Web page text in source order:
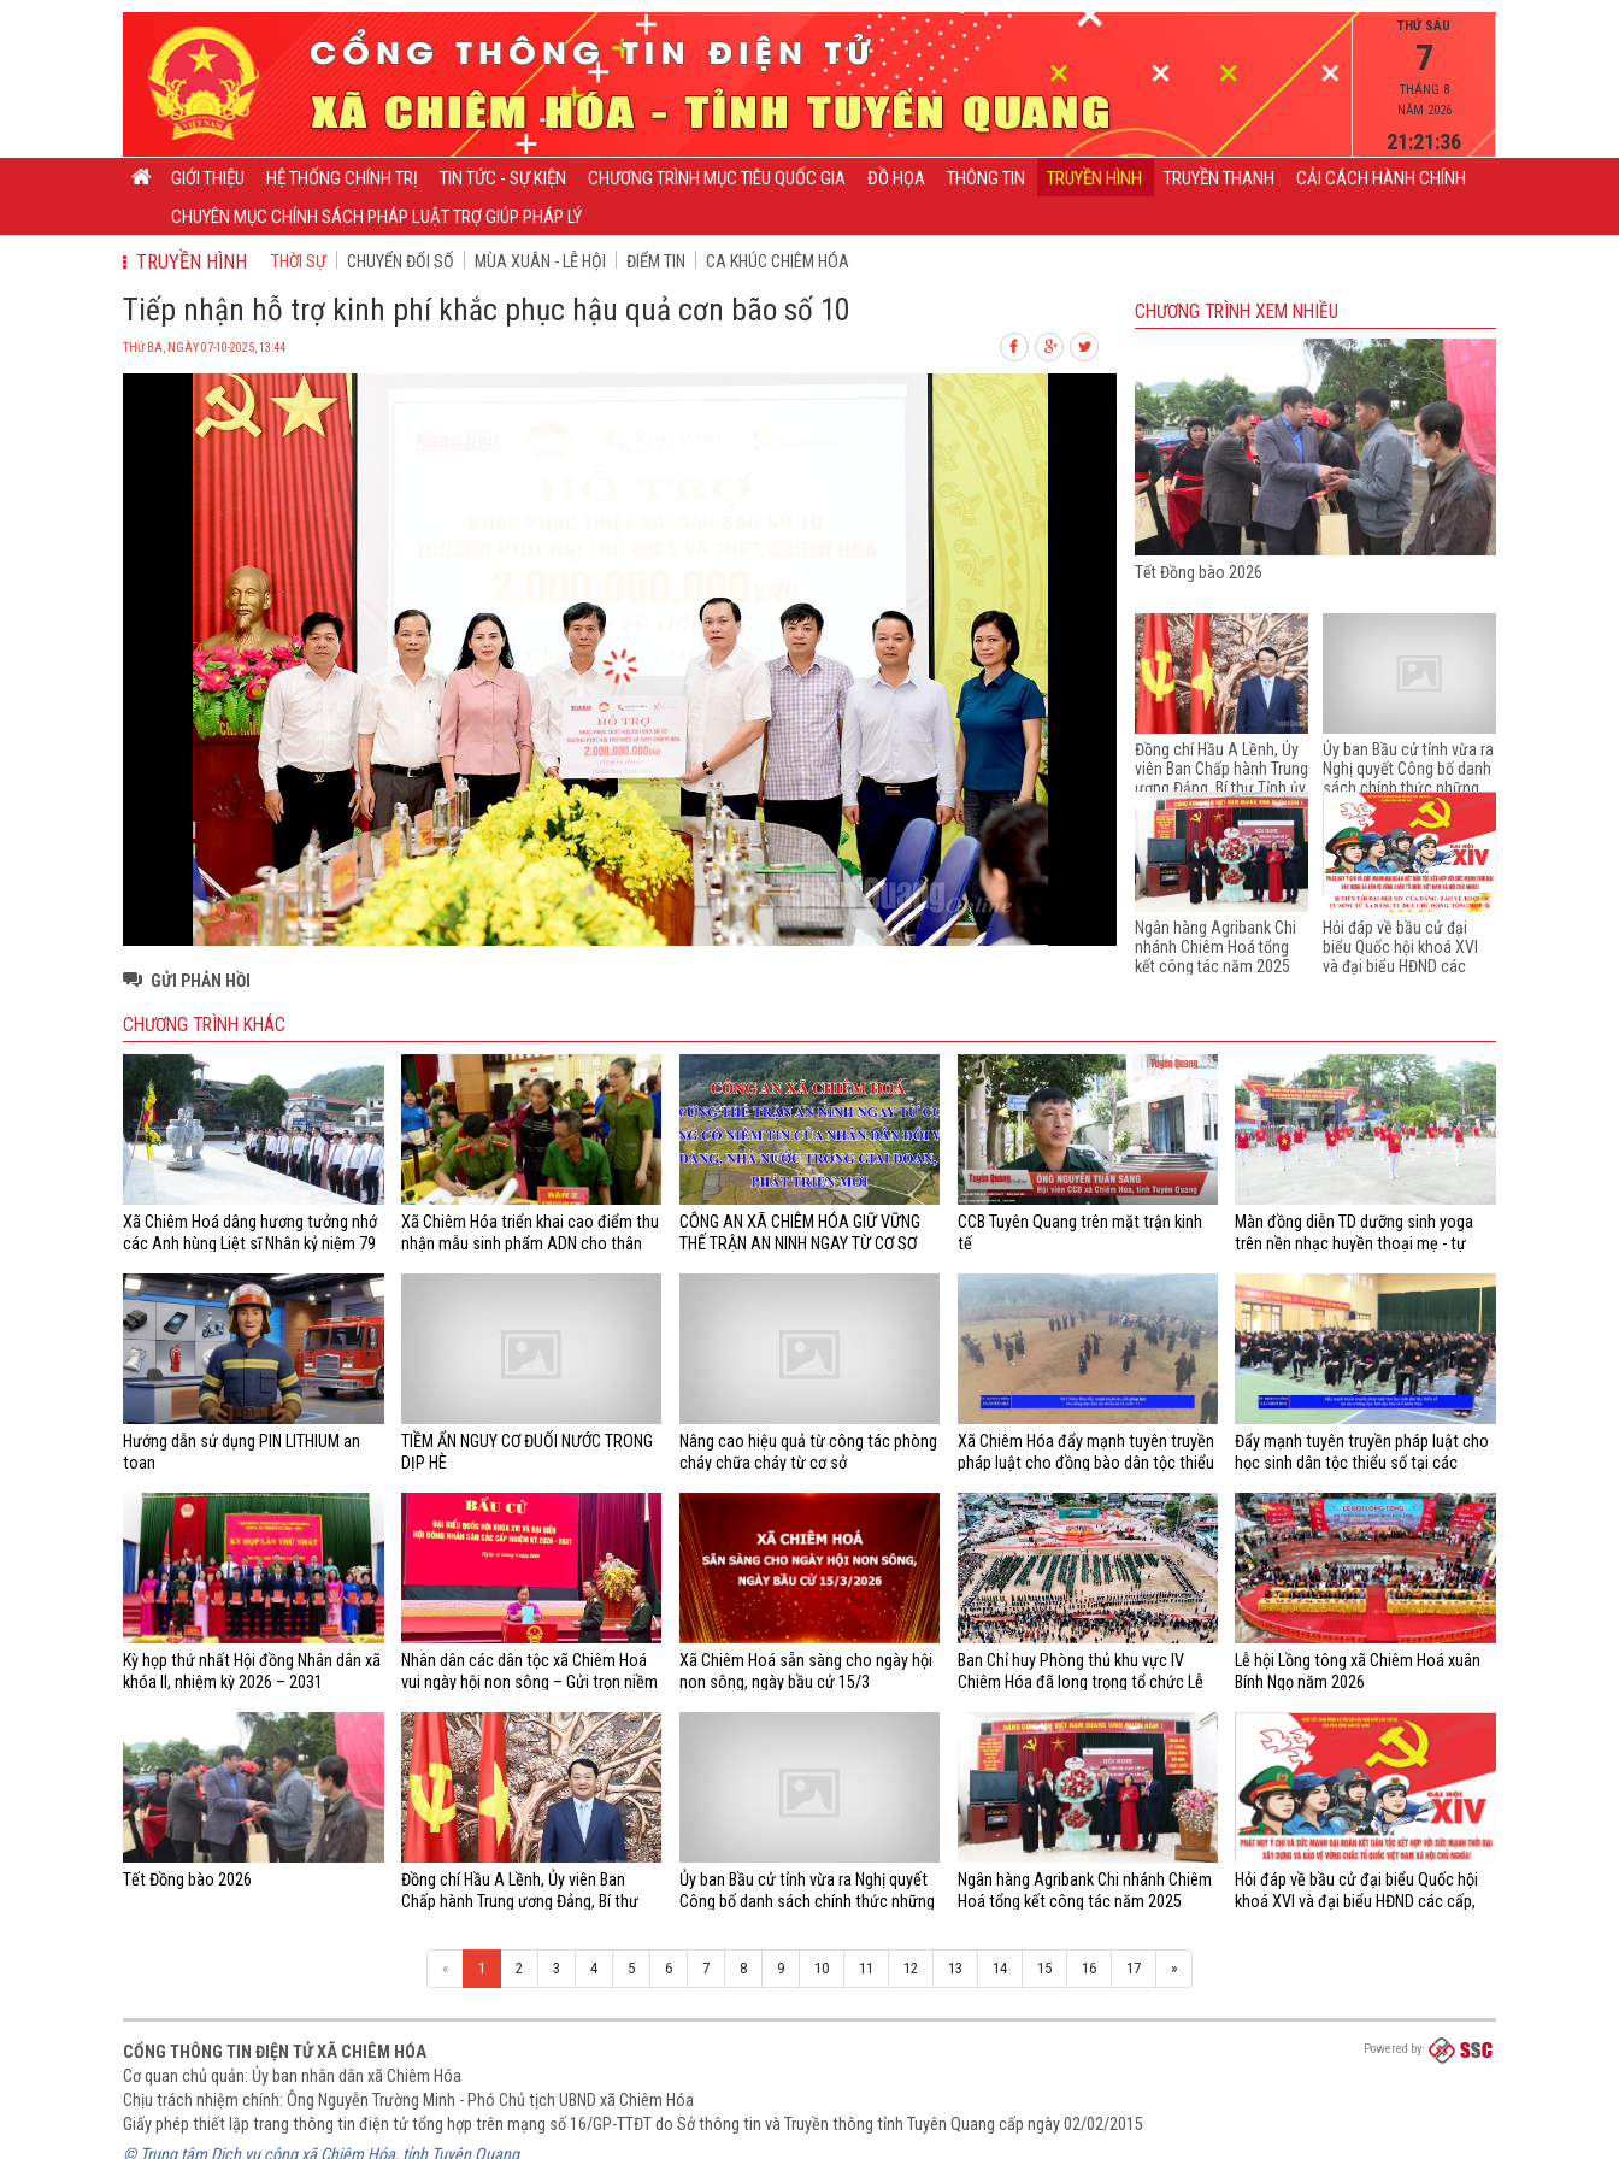
THỨ SÁU
7
THÁNG 8
NĂM 2026
21:21:37
GIỚI THIỆU HỆ THỐNG CHÍNH TRỊ TIN TỨC - SỰ KIỆN CHƯƠNG TRÌNH MỤC TIÊU QUỐC GIA ĐỒ HỌA THÔNG TIN TRUYỀN HÌNH TRUYỀN THANH
CẢI CÁCH HÀNH CHÍNH
CHUYÊN MỤC CHÍNH SÁCH PHÁP LUẬT TRỢ GIÚP PHÁP LÝ
TRUYỀN HÌNH THỜI SỰ CHUYỂN ĐỔI SỐ MÙA XUÂN - LỄ HỘI ĐIỂM TIN CA KHÚC CHIÊM HÓA
Tiếp nhận hỗ trợ kinh phí khắc phục hậu quả cơn bão số 10
THỨ BA, NGÀY 07-10-2025, 13:44
GỬI PHẢN HỒI
CHƯƠNG TRÌNH XEM NHIỀU
Tết Đồng bào 2026
Đồng chí Hầu A Lềnh, Ủy
viên Ban Chấp hành Trung
ương Đảng, Bí thư Tỉnh ủy,
chúc tết nhân dịp Xuân
Bính Ngọ 2026
Ủy ban Bầu cử tỉnh vừa ra
Nghị quyết Công bố danh
sách chính thức những
người ứng cử đại biểu Hội
đồng nhân dân tỉnh Tuyên
Quang khóa XX, nhiệm kỳ
2026-2031 theo từng đơn
vị bầu cử. Sau đây, chúng
tôi xin giới thiệu danh
sách chính thức những
người ứng cử đại biểu Hội
đồng nhân dân tỉnh Tuyên
Quang khóa XX, nhiệm kỳ
số 4
Ngân hàng Agribank Chi
nhánh Chiêm Hoá tổng
kết công tác năm 2025
Hỏi đáp về bầu cử đại
biểu Quốc hội khoá XVI
và đại biểu HĐND các
CHƯƠNG TRÌNH KHÁC
Xã Chiêm Hoá dâng hương tưởng nhớ
các Anh hùng Liệt sĩ Nhân kỷ niệm 79
(27/7/1947 - 27/7/2026)
Xã Chiêm Hóa triển khai cao điểm thu
nhận mẫu sinh phẩm ADN cho thân
CÔNG AN XÃ CHIÊM HÓA GIỮ VỮNG
THẾ TRẬN AN NINH NGAY TỪ CƠ SƠ
CCB Tuyên Quang trên mặt trận kinh
tế
Màn đồng diễn TD dưỡng sinh yoga
trên nền nhạc huyền thoại mẹ - tự
Hướng dẫn sử dụng PIN LITHIUM an
toan
TIỀM ẨN NGUY CƠ ĐUỐI NƯỚC TRONG
DỊP HÈ
Nâng cao hiệu quả từ công tác phòng
cháy chữa cháy từ cơ sở
Xã Chiêm Hóa đẩy mạnh tuyên truyền
pháp luật cho đồng bào dân tộc thiểu
Đẩy mạnh tuyên truyền pháp luật cho
học sinh dân tộc thiểu số tại các
Kỳ họp thứ nhất Hội đồng Nhân dân xã
khóa II, nhiệm kỳ 2026 – 2031
Nhân dân các dân tộc xã Chiêm Hoá
vui ngày hội non sông – Gửi trọn niềm
Xã Chiêm Hoá sẵn sàng cho ngày hội
non sông, ngày bầu cử 15/3
Ban Chỉ huy Phòng thủ khu vực IV
Chiêm Hóa đã long trọng tổ chức Lễ
Lễ hội Lồng tông xã Chiêm Hoá xuân
Bính Ngọ năm 2026
Tết Đồng bào 2026
Đồng chí Hầu A Lềnh, Ủy viên Ban
Chấp hành Trung ương Đảng, Bí thư
Ủy ban Bầu cử tỉnh vừa ra Nghị quyết
Công bố danh sách chính thức những
kỳ 2026-2031 theo từng đơn vị bầu
cử. Sau đây, chúng tôi xin giới thiệu
đơn vị bầu cử số 4
Ngân hàng Agribank Chi nhánh Chiêm
Hoá tổng kết công tác năm 2025
Hỏi đáp về bầu cử đại biểu Quốc hội
khoá XVI và đại biểu HĐND các cấp,
« 1 2 3 4 5 6 7 8 9 10 11 12 13 14 15 16 17 »
Powered by
CỔNG THÔNG TIN ĐIỆN TỬ XÃ CHIÊM HÓA
Cơ quan chủ quản: Ủy ban nhân dân xã Chiêm Hóa
Chịu trách nhiệm chính: Ông Nguyễn Trường Minh - Phó Chủ tịch UBND xã Chiêm Hóa
Giấy phép thiết lập trang thông tin điện tử tổng hợp trên mạng số 16/GP-TTĐT do Sở thông tin và Truyền thông tỉnh Tuyên Quang cấp ngày 02/02/2015
© Trung tâm Dịch vụ công xã Chiêm Hóa, tỉnh Tuyên Quang